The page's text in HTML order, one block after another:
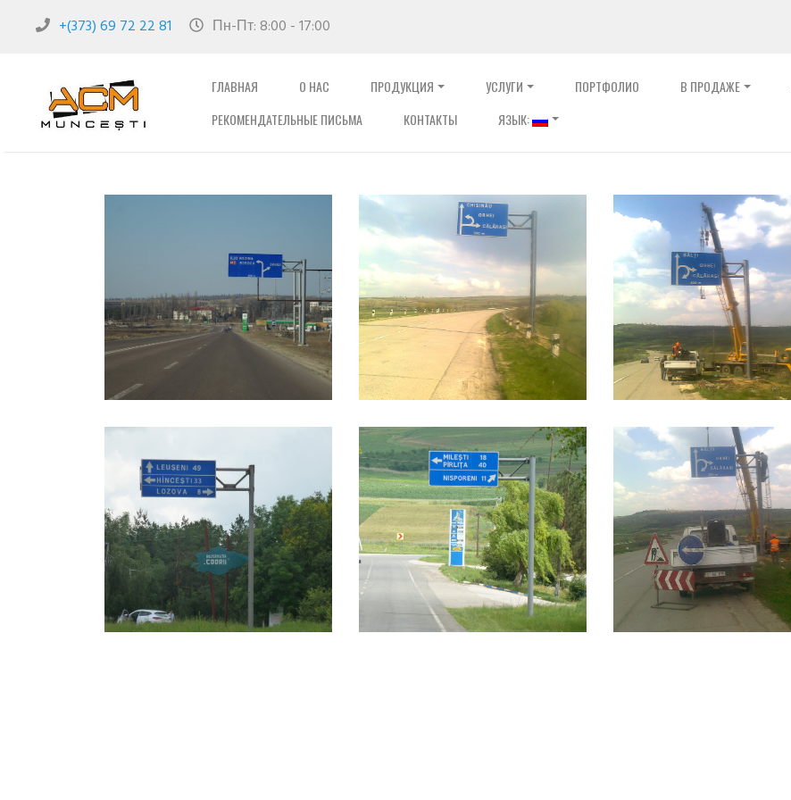
+(373) 69 72 22 81 Пн-Пт: 8:00 - 17:00
ГЛАВНАЯ О НАС ПРОДУКЦИЯ УСЛУГИ ПОРТФОЛИО В ПРОДАЖЕ
РЕКОМЕНДАТЕЛЬНЫЕ ПИСЬМА
КОНТАКТЫ ЯЗЫК: